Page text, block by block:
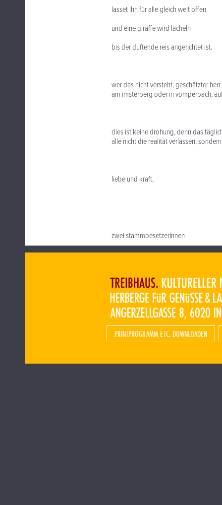
lasset ihn für alle gleich weit offen
und eine giraffe wird lächeln
bis der duftende reis angerichtet ist.
wer das nicht versteht, geschätzter
am imsterberg oder in vomperbach,
dies ist keine drohung, denn das
alle nicht die realität verlassen,
liebe und kraft,
zwei stammbesetzerInnen
PRINTPROGRAMM ETC. DOWNLOADEN